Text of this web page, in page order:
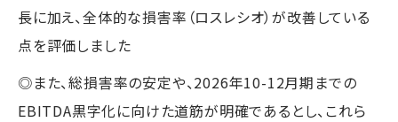
長に加え、全体的な損害率（ロスレシオ）が改善している
点を評価しました
◎また、総損害率の安定や、2026年10-12月期までの
EBITDA黒字化に向けた道筋が明確であるとし、これら